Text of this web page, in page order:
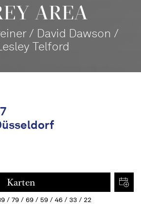
AREA
/ David Dawson /
Telford
Karten
79 69 59 46 33 22